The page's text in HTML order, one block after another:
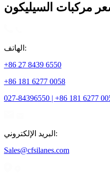
مركبات السيليكون
الهاتف:
+86 27 8439 6550
+86 181 6277 0058
027-84396550 | +86 181 6277
البريد الإلكتروني:
Sales@cfsilanes.com